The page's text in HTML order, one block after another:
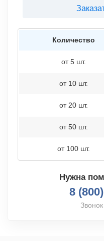
Количество
от 5 шт.
от 10 шт.
от 20 шт.
от 50 шт.
от 100 шт.
Нужна
8